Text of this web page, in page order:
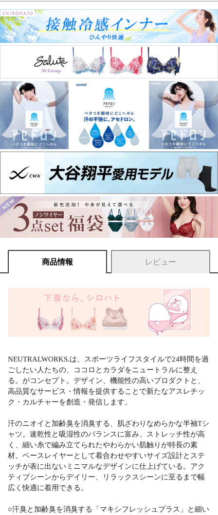
商品情報 レビュー
NEUTRALWORKS.は、スポーツライフスタイルで24時間を過
ごしたい人たちの、ココロとカラダをニュートラルに整え
る。がコンセプト。デザイン、機能性の高いプロダクトと、
高品質なサービス・情報を提供することで新たなアスレチッ
ク・カルチャーを創造・発信します。
汗のニオイと加齢臭を消臭する、肌ざわりなめらかな半袖Tシ
ャツ。速乾性と吸湿性のバランスに富み、ストレッチ性が高
く、細い糸で編み立てられたやわらかい肌触りが特長の素
材。ベースレイヤーとして着合わせやすいサイズ設計とステ
ッチが表に出ないミニマルなデザインに仕上げている。アク
ティブシーンからデイリー、リラックスシーンに至るまで幅
広く快適に着用できる。
○汗臭と加齢臭を消臭する「マキシフレッシュプラス」と細い